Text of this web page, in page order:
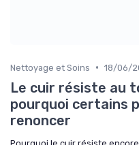
Nettoyage et Soins • 18/06/
Le cuir résiste au
pourquoi certains
renoncer